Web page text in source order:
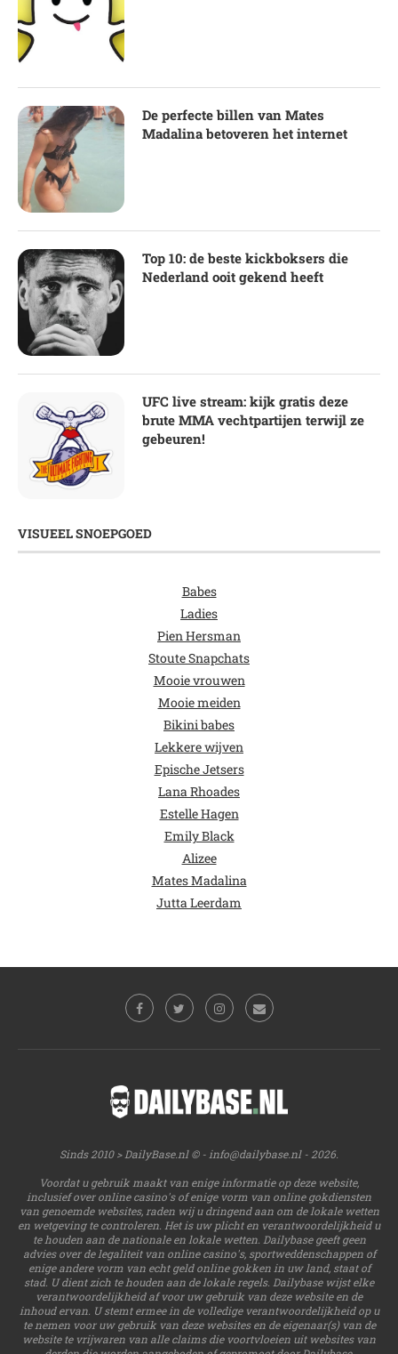
De perfecte billen van Mates
Madalina betoveren het internet
Top 10: de beste kickboksers die
Nederland ooit gekend heeft
UFC live stream: kijk gratis deze
brute MMA vechtpartijen terwijl ze
gebeuren!
VISUEEL SNOEPGOED
Babes
Ladies
Pien Hersman
Stoute Snapchats
Mooie vrouwen
Mooie meiden
Bikini babes
Lekkere wijven
Epische Jetsers
Lana Rhoades
Estelle Hagen
Emily Black
Alizee
Mates Madalina
Jutta Leerdam
Sinds 2010 > DailyBase.nl © -info@dailybase.nl- 2026.
Voordat u gebruik maakt van enige informatie op deze website,
inclusief over online casino's of enige vorm van online gokdiensten
van genoemde websites, raden wij u dringend aan om de lokale wetten
en wetgeving te controleren. Het is uw plicht en verantwoordelijkheid u
te houden aan de nationale en lokale wetten. Dailybase geeft geen
advies over de legaliteit van online casino's, sportweddenschappen of
enige andere vorm van echt geld online gokken in uw land, staat of
stad. U dient zich te houden aan de lokale regels. Dailybase wijst elke
verantwoordelijkheid af voor uw gebruik van deze website en de
inhoud ervan. U stemt ermee in de volledige verantwoordelijkheid op u
te nemen voor uw gebruik van deze websites en de eigenaar(s) van de
website te vrijwaren van alle claims die voortvloeien uit websites van